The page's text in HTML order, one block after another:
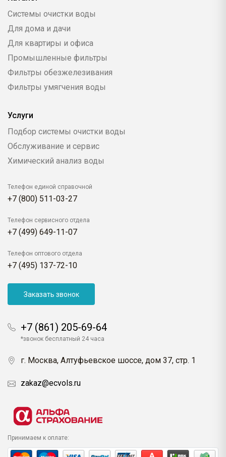
Системы очистки воды
Для дома и дачи
Для квартиры и офиса
Промышленные фильтры
Фильтры обезжелезивания
Фильтры умягчения воды
Услуги
Подбор системы очистки воды
Обслуживание и сервис
Химический анализ воды
Телефон единой справочной
+7 (800) 511-03-27
Телефон сервисного отдела
+7 (499) 649-11-07
Телефон оптового отдела
+7 (495) 137-72-10
Заказать звонок
+7 (861) 205-69-64
*звонок бесплатный 24 часа
г. Москва, Алтуфьевское шоссе, дом 37, стр. 1
zakaz@ecvols.ru
Принимаем к оплате: